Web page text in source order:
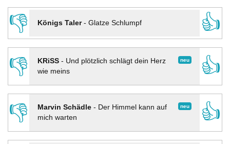
👎
Königs Taler- Glatze Schlumpf
👍
👎
neu
KRiSS- Und plötzlich schlägt dein Herz
wie meins
👍
👎 neu
Marvin Schädle- Der Himmel kann auf
mich warten
👍